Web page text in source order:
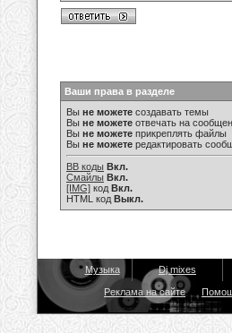
Ваши права в разделе
Вы не можете создавать темы
Вы не можете отвечать на
Вы не можете прикреплять файлы
Вы не можете редактировать
BB коды Вкл.
Смайлы Вкл.
[IMG] код Вкл.
HTML код Выкл.
Музыка Dj mixes
Реклама на сайте